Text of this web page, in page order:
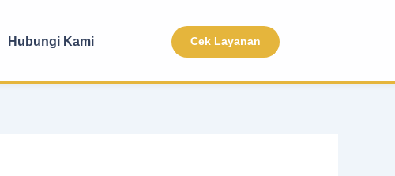
Hubungi Kami Cek Layanan